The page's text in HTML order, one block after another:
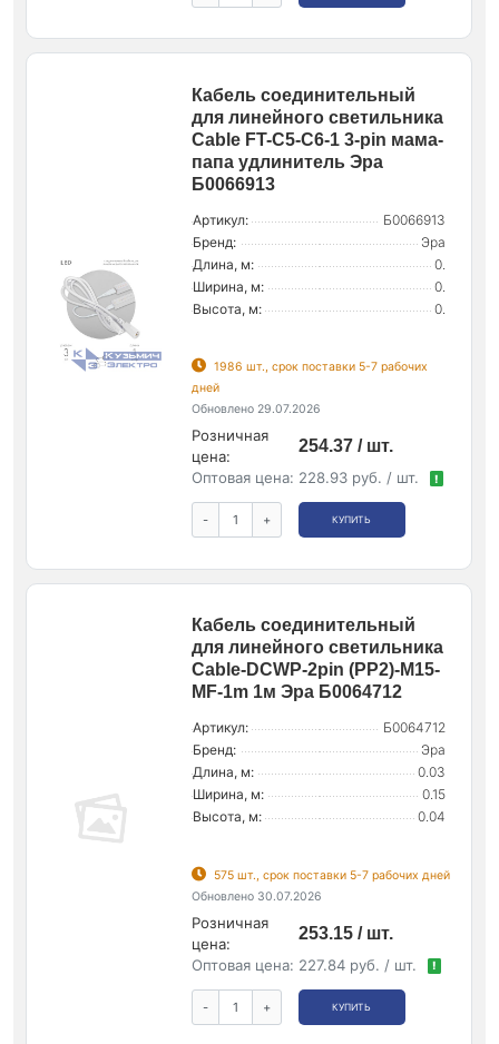
Кабель соединительный
для линейного светильника
Cable FT-C5-С6-1 3-pin мама-
папа удлинитель Эра
Б0066913
Артикул:
Б0066913
Бренд:
Эра
Длина, м:
0.
Ширина, м:
0.
Высота, м:
0.
1986 шт., срок поставки 5-7 рабочих
дней
Обновлено 29.07.2026
Розничная
цена:
254.37 / шт.
Оптовая цена: 228.93 руб. / шт. !
- + КУПИТЬ
Кабель соединительный
для линейного светильника
Cable-DCWP-2pin (PP2)-M15-
MF-1m 1м Эра Б0064712
Артикул:
Б0064712
Бренд:
Эра
Длина, м:
0.03
Ширина, м:
0.15
Высота, м:
0.04
575 шт., срок поставки 5-7 рабочих дней
Обновлено 30.07.2026
Розничная
цена:
253.15 / шт.
Оптовая цена: 227.84 руб. / шт. !
- + КУПИТЬ